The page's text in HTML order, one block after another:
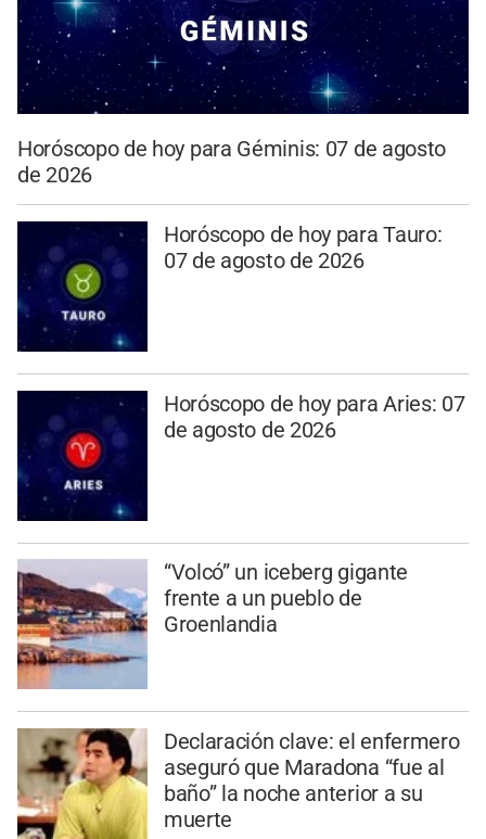
Horóscopo de hoy para Géminis: 07 de agosto
de 2026
Horóscopo de hoy para Tauro:
07 de agosto de 2026
Horóscopo de hoy para Aries: 07
de agosto de 2026
“Volcó” un iceberg gigante
frente a un pueblo de
Groenlandia
Declaración clave: el enfermero
aseguró que Maradona “fue al
baño” la noche anterior a su
muerte